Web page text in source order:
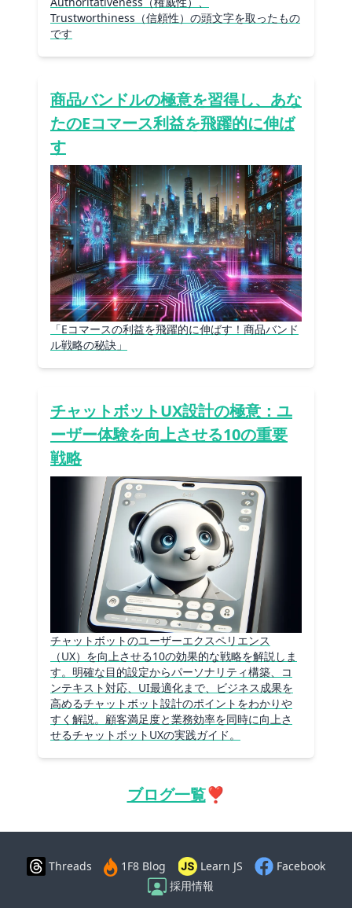
Trustworthiness（信頼性）の頭文字を取ったもの
です
商品バンドルの極意を習得し、あな
たのEコマース利益を飛躍的に伸ば
す
「Eコマースの利益を飛躍的に伸ばす！商品バンド
ル戦略の秘訣」
チャットボットUX設計の極意：ユ
ーザー体験を向上させる10の重要
戦略
チャットボットのユーザーエクスペリエンス
（UX）を向上させる10の効果的な戦略を解説しま
す。明確な目的設定からパーソナリティ構築、コ
ンテキスト対応、UI最適化まで、ビジネス成果を
高めるチャットボット設計のポイントをわかりや
すく解説。顧客満足度と業務効率を同時に向上さ
せるチャットボットUXの実践ガイド。
ブログ一覧❣️
Threads 1F8 Blog Learn JS
Facebook
採用情報